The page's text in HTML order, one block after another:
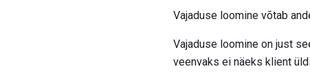
Vajaduse loomine võtab
Vajaduse loomine on just
veenvaks ei näeks klient